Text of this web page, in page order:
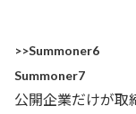
>>Summoner6
Summoner7
公開企業だけが取